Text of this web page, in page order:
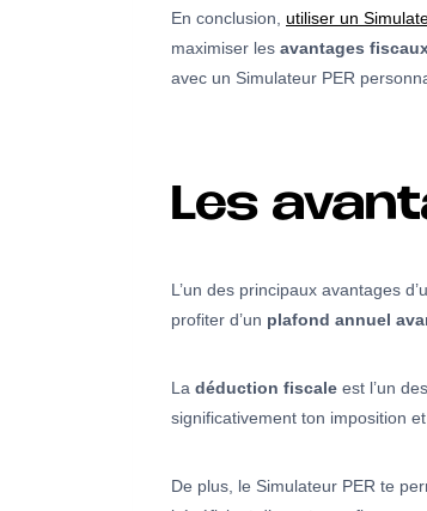
En conclusion, utiliser un
maximiser les avantages
avec un Simulateur PER
Les
L’un des principaux avantages
profiter d’un plafond annuel
La déduction fiscale est l’un
significativement ton imposition
De plus, le Simulateur PER te